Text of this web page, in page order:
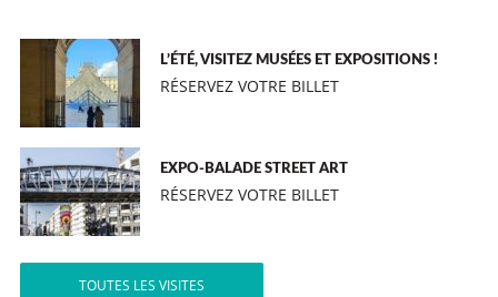
L’ÉTÉ, VISITEZ MUSÉES ET EXPOSITIONS !
RÉSERVEZ VOTRE BILLET
EXPO-BALADE STREET ART
RÉSERVEZ VOTRE BILLET
TOUTES LES VISITES